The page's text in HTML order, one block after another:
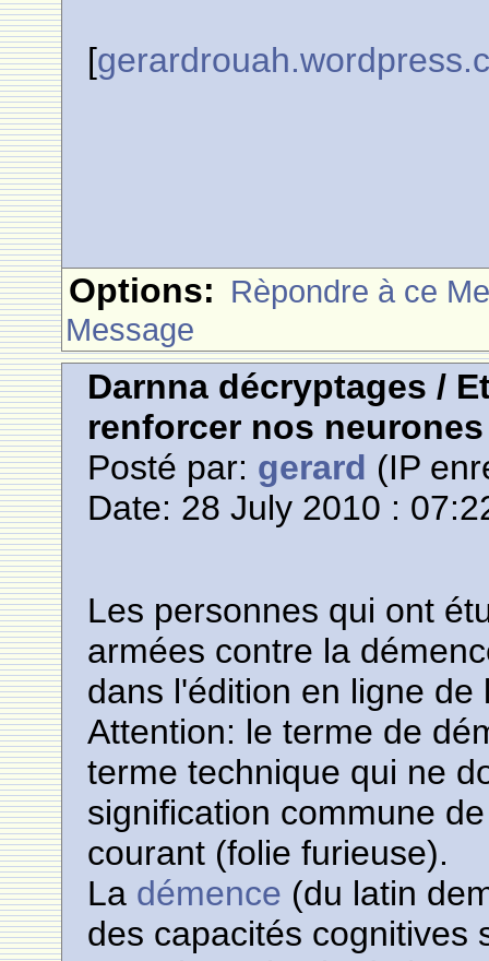
[
Options: Rèpondre à ce
Message
Darnna décryptages /
renforcer nos neurones
Posté par: gerard (IP
Date: 28 July 2010 :
Les personnes qui ont
armées contre la
dans l'édition en ligne
Attention: le terme de
terme technique qui ne
signification commune
courant (folie furieuse).
La démence (du latin
des capacités cognitives